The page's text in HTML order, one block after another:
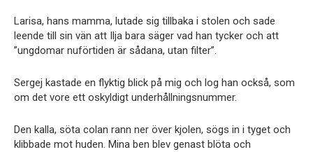
Larisa, hans mamma, lutade sig tillbaka i stolen och sade
leende till sin vän att Ilja bara säger vad han tycker och att
”ungdomar nuförtiden är sådana, utan filter”.
Sergej kastade en flyktig blick på mig och log han också, som
om det vore ett oskyldigt underhållningsnummer.
Den kalla, söta colan rann ner över kjolen, sögs in i tyget och
klibbade mot huden. Mina ben blev genast blöta och